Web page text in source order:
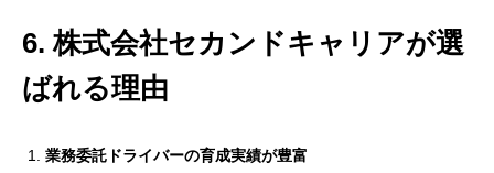
6. 株式会社セカンドキャリアが選
ばれる理由
業務委託ドライバーの育成実績が豊富